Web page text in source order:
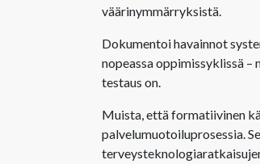
väärinymmärryksistä.
Dokumentoi havainnot
nopeassa oppimissyklissä
testaus on.
Muista, että formatiivinen
palvelumuotoiluprosessia.